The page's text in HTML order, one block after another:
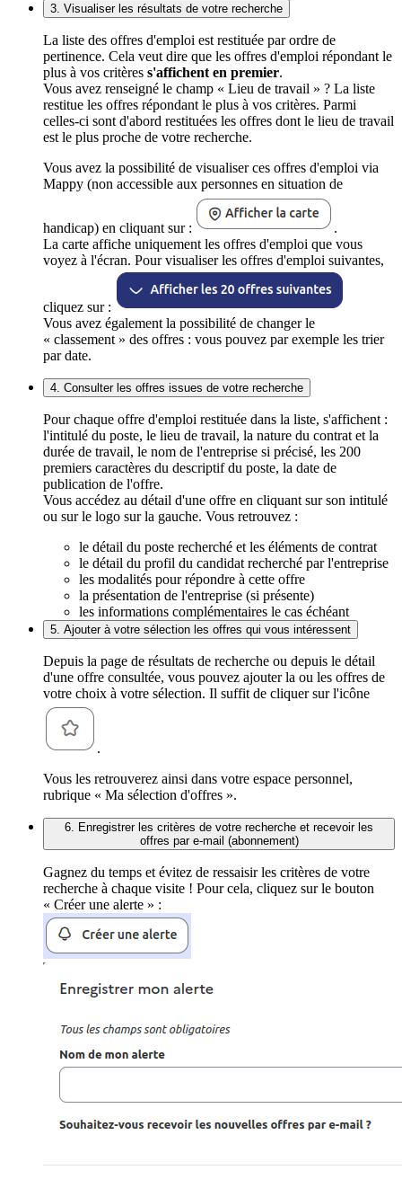
3. Visualiser les résultats de votre recherche
La liste des offres d'emploi est restituée par ordre de
pertinence. Cela veut dire que les offres d'emploi répondant le
plus à vos critères s'affichent en premier.
Vous avez renseigné le champ « Lieu de travail » ? La liste
restitue les offres répondant le plus à vos critères. Parmi
celles-ci sont d'abord restituées les offres dont le lieu de travail
est le plus proche de votre recherche.
Vous avez la possibilité de visualiser ces offres d'emploi via
Mappy (non accessible aux personnes en situation de
handicap) en cliquant sur :
.
La carte affiche uniquement les offres d'emploi que vous
voyez à l'écran. Pour visualiser les offres d'emploi suivantes,
cliquez sur :
Vous avez également la possibilité de changer le
« classement » des offres : vous pouvez par exemple les trier
par date.
4. Consulter les offres issues de votre recherche
Pour chaque offre d'emploi restituée dans la liste, s'affichent :
l'intitulé du poste, le lieu de travail, la nature du contrat et la
durée de travail, le nom de l'entreprise si précisé, les 200
premiers caractères du descriptif du poste, la date de
publication de l'offre.
Vous accédez au détail d'une offre en cliquant sur son intitulé
ou sur le logo sur la gauche. Vous retrouvez :
le détail du poste recherché et les éléments de contrat
le détail du profil du candidat recherché par l'entreprise
les modalités pour répondre à cette offre
la présentation de l'entreprise (si présente)
les informations complémentaires le cas échéant
5. Ajouter à votre sélection les offres qui vous intéressent
Depuis la page de résultats de recherche ou depuis le détail
d'une offre consultée, vous pouvez ajouter la ou les offres de
votre choix à votre sélection. Il suffit de cliquer sur l'icône
.
Vous les retrouverez ainsi dans votre espace personnel,
rubrique « Ma sélection d'offres ».
6. Enregistrer les critères de votre recherche et recevoir les
offres par e-mail (abonnement)
Gagnez du temps et évitez de ressaisir les critères de votre
recherche à chaque visite ! Pour cela, cliquez sur le bouton
« Créer une alerte » :